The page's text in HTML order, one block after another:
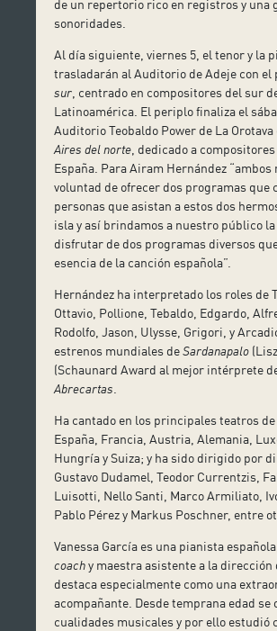
de un repertorio rico en registros y una
sonoridades.
Al día siguiente, viernes 5, el tenor y la
trasladarán al Auditorio de Adeje con
sur , centrado en compositores del sur
Latinoamérica. El periplo finaliza el
Auditorio Teobaldo Power de La
Aires del norte , dedicado a
España. Para Airam Hernández “ambos
voluntad de ofrecer dos programas que
personas que asistan a estos dos
isla y así brindamos a nuestro público
disfrutar de dos programas diversos
esencia de la canción española”.
Hernández ha interpretado los roles de
Ottavio, Pollione, Tebaldo, Edgardo,
Rodolfo, Jason, Ulysse, Grigori, y
estrenos mundiales deSardanapalo
(Schaunard Award al mejor intérprete
Abrecartas
Ha cantado en los principales teatros
España, Francia, Austria, Alemania,
Hungría y Suiza; y ha sido dirigido por
Gustavo Dudamel, Teodor Currentzis,
Luisotti, Nello Santi, Marco Armiliato,
Pablo Pérez y Markus Poschner, entre
Vanessa García es una pianista
coachy maestra asistente a la dirección
destaca especialmente como una
acompañante. Desde temprana edad se
cualidades musicales y por ello estudió